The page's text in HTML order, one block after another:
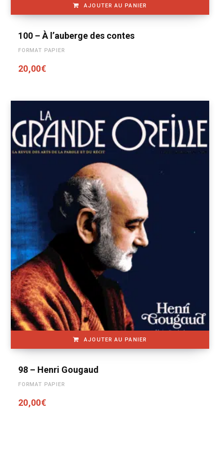
AJOUTER AU PANIER
100 – À l’auberge des contes
FORMAT PAPIER
20,00€
AJOUTER AU PANIER
98 – Henri Gougaud
FORMAT PAPIER
20,00€